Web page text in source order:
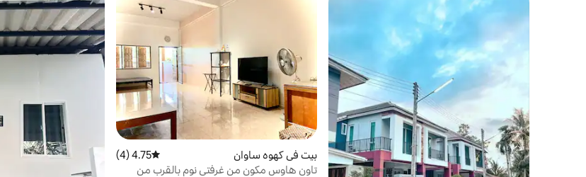
بيت في كهوه ساوان متوسط التقييم 4.75 من 5، 4 مراجعات
4.75 (4)
تاون هاوس مكون من غرفتي نوم بالقرب من